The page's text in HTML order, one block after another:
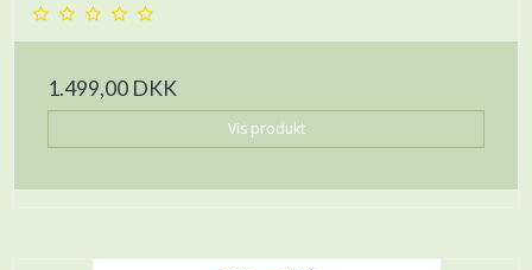
1.499,00 DKK
Vis produkt